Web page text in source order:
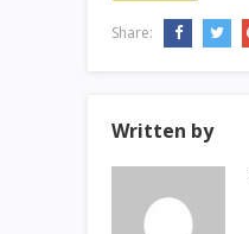
Share:
Written by